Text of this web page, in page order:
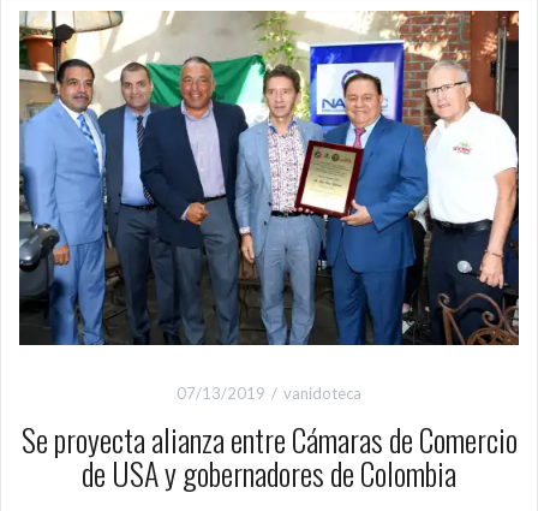
07/13/2019 vanidoteca
Se proyecta alianza entre Cámaras de Comercio
de USA y gobernadores de Colombia